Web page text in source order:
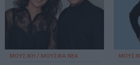
ΜΟΥΣΙΚΗ / ΜΟΥΣΙΚΑ ΝΕΑ